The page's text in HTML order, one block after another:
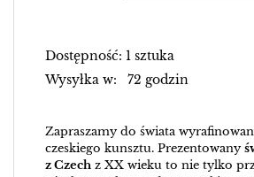
Dostępność: 1 sztuka
Wysyłka w: 72 godzin
Zapraszamy do świata
czeskiego kunsztu. Prezentowany
z Czech z XX wieku to nie tylko